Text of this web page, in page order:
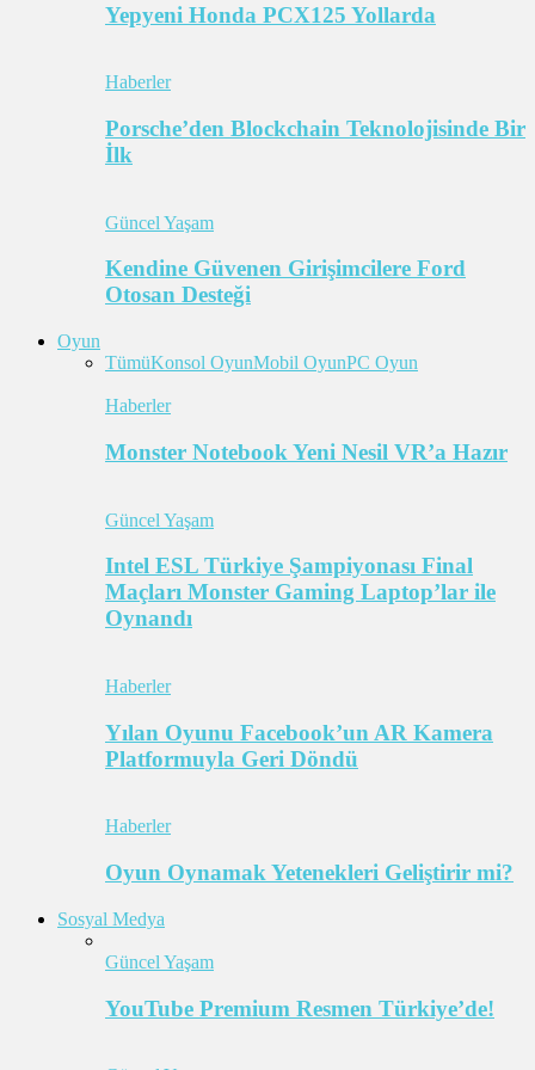
Yepyeni Honda PCX125 Yollarda
Haberler
Porsche’den Blockchain Teknolojisinde Bir
İlk
Güncel Yaşam
Kendine Güvenen Girişimcilere Ford
Otosan Desteği
Oyun
TümüKonsol OyunMobil OyunPC Oyun
Haberler
Monster Notebook Yeni Nesil VR’a Hazır
Güncel Yaşam
Intel ESL Türkiye Şampiyonası Final
Maçları Monster Gaming Laptop’lar ile
Oynandı
Haberler
Yılan Oyunu Facebook’un AR Kamera
Platformuyla Geri Döndü
Haberler
Oyun Oynamak Yetenekleri Geliştirir mi?
Sosyal Medya
Güncel Yaşam
YouTube Premium Resmen Türkiye’de!